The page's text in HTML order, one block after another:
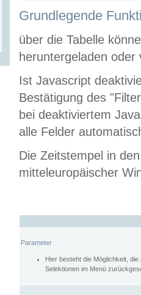
Grundlegende
über die Tabelle
heruntergeladen oder
Ist Javascript
Bestätigung des
bei deaktiviertem
alle Felder
Die Zeitstempel in
mitteleuropäischer
Parameter
Hier besteht die Möglichkeit,
Selektionen im Menü